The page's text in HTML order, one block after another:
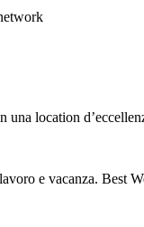
una location
e vacanza. Best